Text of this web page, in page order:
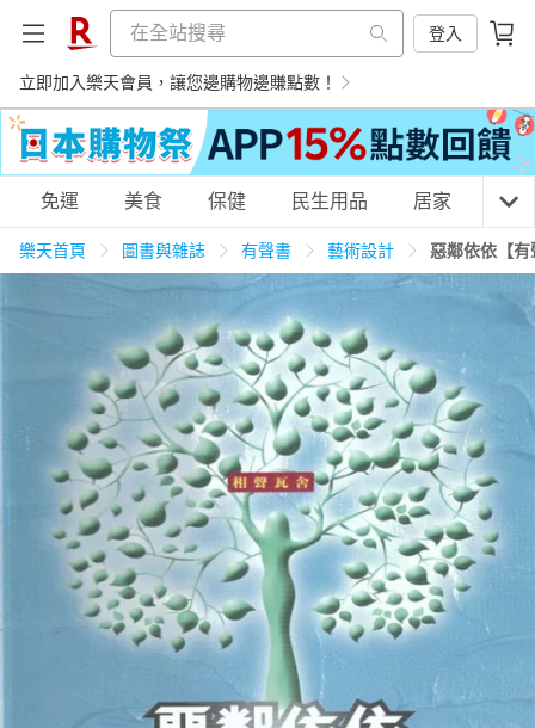
登入
立即加入樂天會員，讓您邊購物邊賺點數！
購物網分類
美食蛋糕 養生保健
居家生活 3C家電 運動休閒 親子玩具
女裝 男裝 化妝保養 情趣用品
日本購物 電子/紙本書
HOT
免運 美食 保健 民生用品 居家 3C
樂天首頁 圖書與雜誌 有聲書 藝術設計 惡鄰依依【有